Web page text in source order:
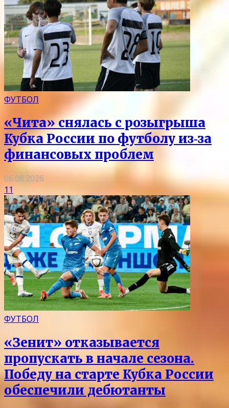
ФУТБОЛ
«Чита» снялась с розыгрыша
Кубка России по футболу из‑за
финансовых проблем
06.08.2026
11
ФУТБОЛ
«Зенит» отказывается
пропускать в начале сезона.
Победу на старте Кубка России
обеспечили дебютанты